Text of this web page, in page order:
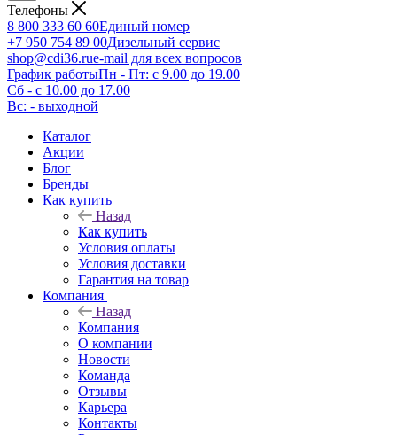
Телефоны
8 800 333 60 60Единый номер
+7 950 754 89 00Дизельный сервис
shop@cdi36.rue-mail для всех вопросов
График работыПн - Пт: с 9.00 до 19.00
Сб - с 10.00 до 17.00
Вс: - выходной
Каталог
Акции
Блог
Бренды
Как купить
Назад
Как купить
Условия оплаты
Условия доставки
Гарантия на товар
Компания
Назад
Компания
О компании
Новости
Команда
Отзывы
Карьера
Контакты